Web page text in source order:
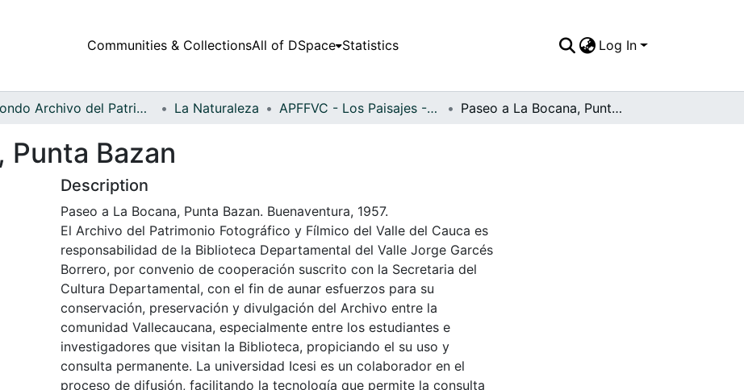
Communities & CollectionsAll of DSpace Statistics Log In
Fondo Archivo del Patrimonio Fotográfico y Fílmico del Valle del Cauca La Naturaleza APFFVC - Los Paisajes - Patrimonial Paseo a La Bocana, Punta Bazan
Punta Bazan
Description
Paseo a La Bocana, Punta Bazan. Buenaventura, 1957.
El Archivo del Patrimonio Fotográfico y Fílmico del Valle del Cauca es
responsabilidad de la Biblioteca Departamental del Valle Jorge Garcés
Borrero, por convenio de cooperación suscrito con la Secretaria del
Cultura Departamental, con el fin de aunar esfuerzos para su
conservación, preservación y divulgación del Archivo entre la
comunidad Vallecaucana, especialmente entre los estudiantes e
investigadores que visitan la Biblioteca, propiciando el su uso y
consulta permanente. La universidad Icesi es un colaborador en el
proceso de difusión, facilitando la tecnología que permite la consulta